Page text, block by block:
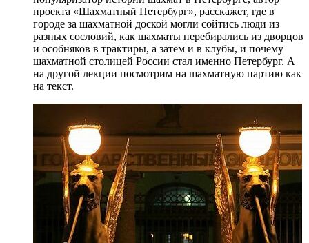
проекта «Шахматный Петербург», расскажет, где в
городе за шахматной доской могли сойтись люди из
разных сословий, как шахматы перебирались из дворцов
и особняков в трактиры, а затем и в клубы, и почему
шахматной столицей России стал именно Петербург. А
на другой лекции посмотрим на шахматную партию как
на текст.